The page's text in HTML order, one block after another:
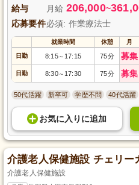
給与 月給 206,000~
応募要件必須: 作業療法士
就業時間 休憩 月
日勤 8:15～ 17:15 75分 募集
日勤 8:30～ 17:30 75分 募集
50代活躍 新卒可 学歴不問 40代活躍
お気に入り に追加
介護老人保健施設 チェリー
介護老人保健施設